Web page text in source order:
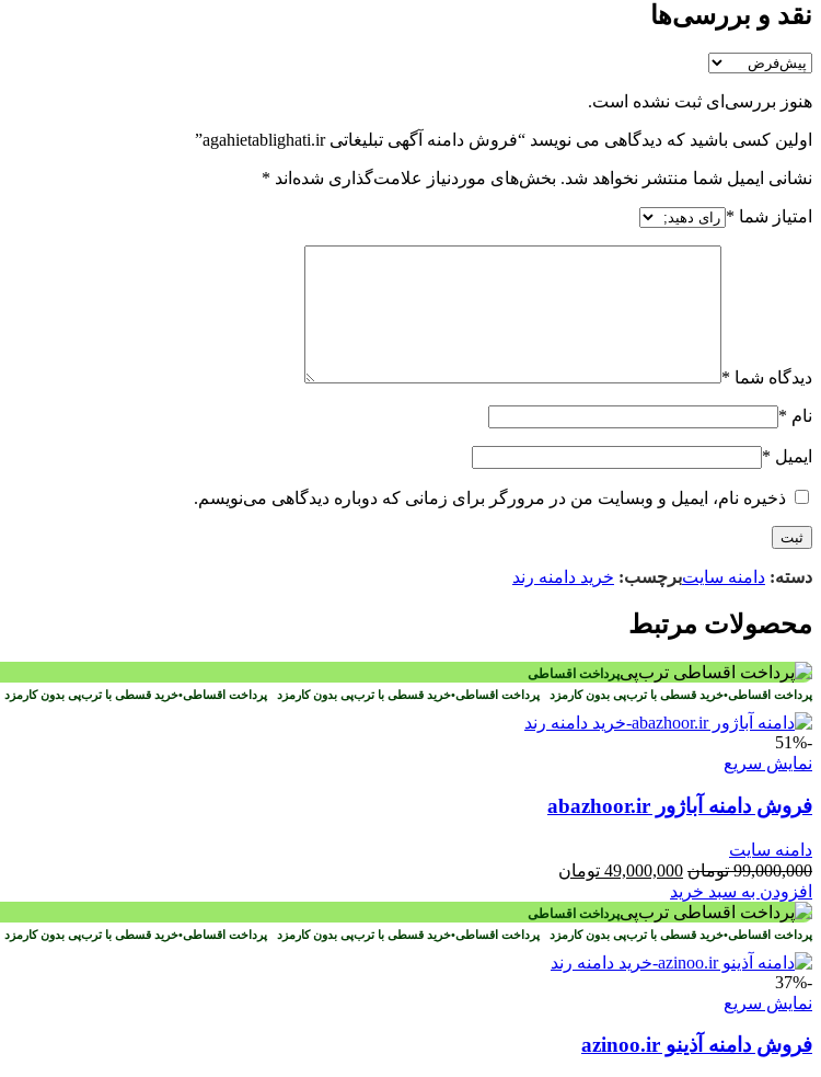
نقد و بررسی‌ها
هنوز بررسی‌ای ثبت نشده است.
اولین کسی باشید که دیدگاهی می نویسد “فروش دامنه آگهی تبلیغاتی agahietablighati.ir”
نشانی ایمیل شما منتشر نخواهد شد. بخش‌های موردنیاز علامت‌گذاری شده‌اند *
امتیاز شما *
دیدگاه شما *
نام *
ایمیل *
ذخیره نام، ایمیل و وبسایت من در مرورگر برای زمانی که دوباره دیدگاهی می‌نویسم.
دسته: دامنه سایتبرچسب: خرید دامنه رند
محصولات مرتبط
پرداخت اقساطی
پرداخت اقساطی•خرید قسطی با ترب‌پی بدون کارمزد پرداخت اقساطی•خرید قسطی با ترب‌پی بدون کارمزد پرداخت اقساطی•خرید قسطی با ترب‌پی بدون کارمزد
-51%
نمایش سریع
فروش دامنه آباژور abazhoor.ir
دامنه سایت
99,000,000 تومان قیمت
اصلی
99,000,000 تومان
بود.
49,000,000 تومان
است.
افزودن به سبد خرید
پرداخت اقساطی
پرداخت اقساطی•خرید قسطی با ترب‌پی بدون کارمزد پرداخت اقساطی•خرید قسطی با ترب‌پی بدون کارمزد پرداخت اقساطی•خرید قسطی با ترب‌پی بدون کارمزد
-37%
نمایش سریع
فروش دامنه آذینو azinoo.ir